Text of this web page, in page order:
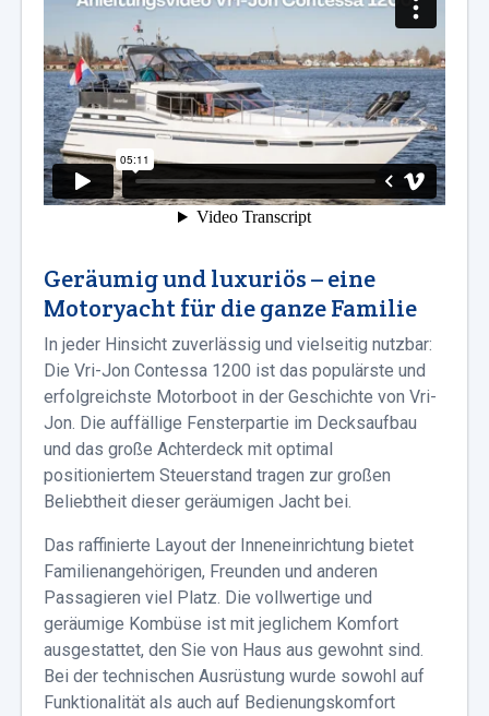
Geräumig und luxuriös – eine
Motoryacht für die ganze Familie
In jeder Hinsicht zuverlässig und vielseitig nutzbar:
Die Vri-Jon Contessa 1200 ist das populärste und
erfolgreichste Motorboot in der Geschichte von Vri-
Jon. Die auffällige Fensterpartie im Decksaufbau
und das große Achterdeck mit optimal
positioniertem Steuerstand tragen zur großen
Beliebtheit dieser geräumigen Jacht bei.
Das raffinierte Layout der Inneneinrichtung bietet
Familienangehörigen, Freunden und anderen
Passagieren viel Platz. Die vollwertige und
geräumige Kombüse ist mit jeglichem Komfort
ausgestattet, den Sie von Haus aus gewohnt sind.
Bei der technischen Ausrüstung wurde sowohl auf
Funktionalität als auch auf Bedienungskomfort